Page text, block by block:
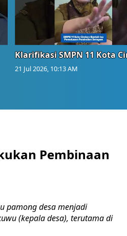
Klarifikasi SMPN 11 Kota
21 Jul 2026, 10:13 AM
Pembinaan
pamong desa menjadi
(kepala desa), terutama di